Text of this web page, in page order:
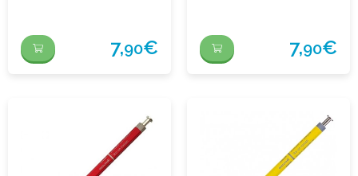
7,90€ 7,90€